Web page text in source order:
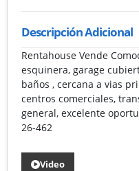
Descripción Adicional
Rentahouse Vende
esquinera, garage
baños , cercana a vias
centros comerciales,
general, excelente
26-462
Video